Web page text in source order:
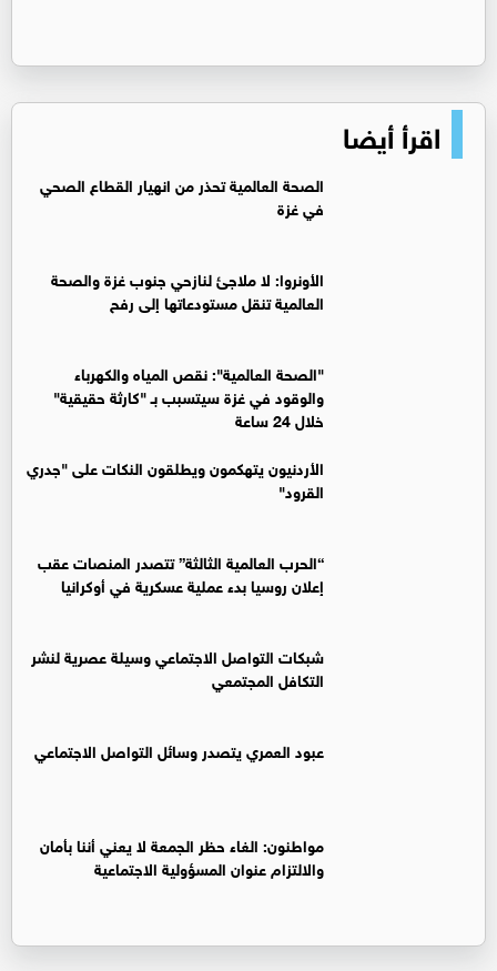
اقرأ أيضا
الصحة العالمية تحذر من انهيار القطاع الصحي
في غزة
الأونروا: لا ملاجئ لنازحي جنوب غزة والصحة
العالمية تنقل مستودعاتها إلى رفح
"الصحة العالمية": نقص المياه والكهرباء
والوقود في غزة سيتسبب بـ "كارثة حقيقية"
خلال 24 ساعة
الأردنيون يتهكمون ويطلقون النكات على "جدري
القرود"
“الحرب العالمية الثالثة” تتصدر المنصات عقب
إعلان روسيا بدء عملية عسكرية في أوكرانيا
شبكات التواصل الاجتماعي وسيلة عصرية لنشر
التكافل المجتمعي
عبود العمري يتصدر وسائل التواصل الاجتماعي
مواطنون: الغاء حظر الجمعة لا يعني أننا بأمان
والالتزام عنوان المسؤولية الاجتماعية